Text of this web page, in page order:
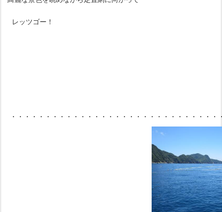
レッツゴー！
・・・・・・・・・・・・・・・・・・・・・・・・・・・・・・